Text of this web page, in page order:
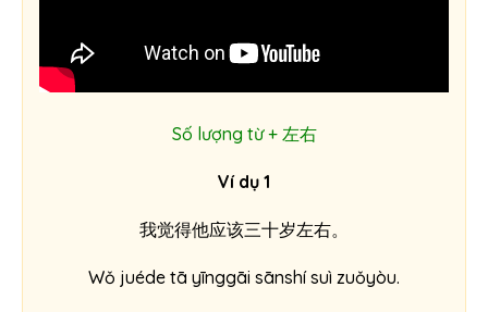
Số lượng từ + 左右
Ví dụ 1
我觉得他应该三十岁左右。
Wǒ juéde tā yīnggāi sānshí suì zuǒyòu.